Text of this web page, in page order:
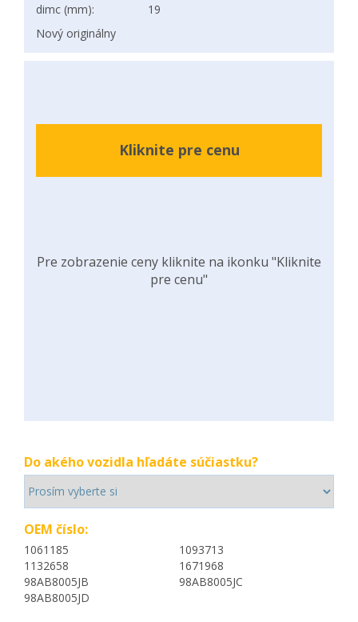
dimc (mm):
19
Nový originálny
Kliknite pre cenu
Pre zobrazenie ceny kliknite na ikonku "Kliknite
pre cenu"
Do akého vozidla hľadáte súčiastku?
OEM číslo:
1061185
1093713
1132658
1671968
98AB8005JB
98AB8005JC
98AB8005JD